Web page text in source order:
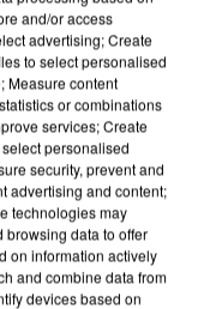
and/or access
advertising; Create
to select personalised
Measure content
or combinations
services; Create
personalised
security, prevent and
advertising and content;
technologies may
browsing data to offer
on information actively
and combine data from
devices based on